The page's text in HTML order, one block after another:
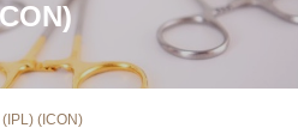
(ICON)